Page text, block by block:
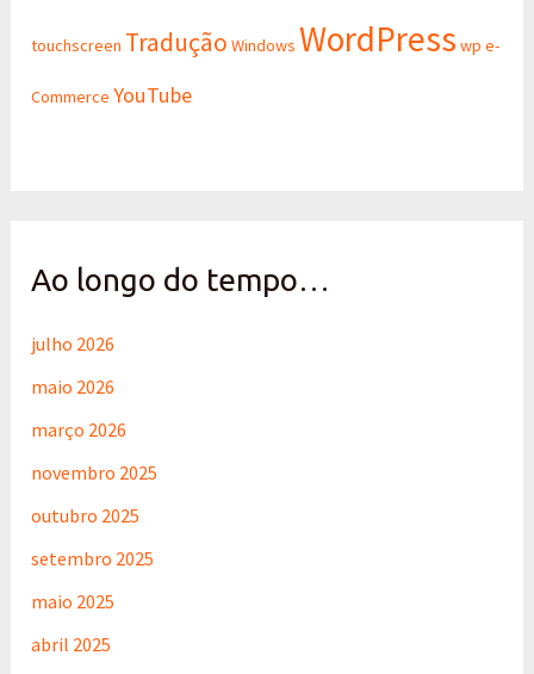
touchscreen Tradução Windows WordPress wp e-
Commerce YouTube
Ao longo do tempo…
julho 2026
maio 2026
março 2026
novembro 2025
outubro 2025
setembro 2025
maio 2025
abril 2025